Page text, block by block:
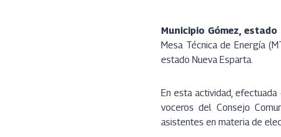
Municipio Gómez, estado
Mesa Técnica de Energía
estado Nueva Esparta.
En esta actividad,
voceros del Consejo
asistentes en materia de